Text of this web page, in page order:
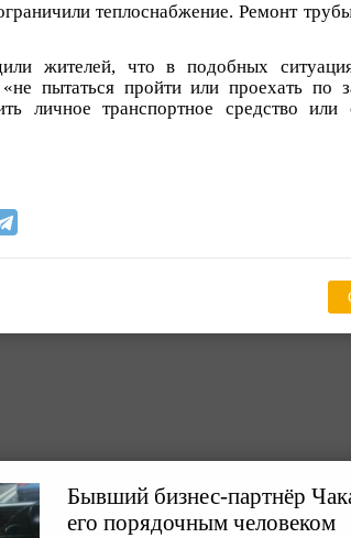
теплоснабжение. Ремонт
жителей, что в подобных
пытаться пройти или проехать по
личное транспортное средство или
Бывший бизнес-партнёр
его порядочным человеком